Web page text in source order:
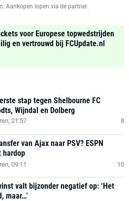
Aankopen lopen via de partner.
voor Europese topwedstrijden
en vertrouwd bij FCUpdate.nl
stap tegen Shelbourne FC
Wijndal en Dolberg
21:57 8
van Ajax naar PSV? ESPN
hardop
09:11 10
valt bijzonder negatief op: ‘Het
maar…’